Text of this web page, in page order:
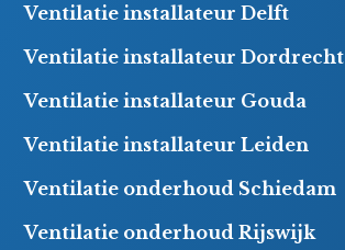
Ventilatie installateur Delft
Ventilatie installateur Dordrecht
Ventilatie installateur Gouda
Ventilatie installateur Leiden
Ventilatie onderhoud Schiedam
Ventilatie onderhoud Rijswijk